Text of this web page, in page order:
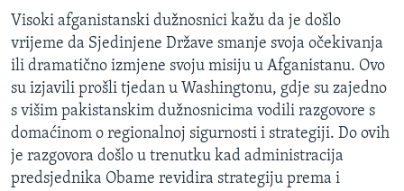
Idi
na
pretragu
SJEDINJENE AMERIČKE DRŽAVE
BOSNA I HERCEGOVINA
SVIJET
NAUKA I TEHNOLOGIJA
SPECIJALNI PROJEKTI
KORUPCIJA
SLOBODA MEDIJA
ŽENSKA STRANA
IZBJEGLIČKA STRANA
Visoki afganistanski dužnosnici kažu da je došlo
vrijeme da Sjedinjene Države smanje svoja očekivanja
ili dramatično izmjene svoju misiju u Afganistanu. Ovo
su izjavili prošli tjedan u Washingtonu, gdje su zajedno
s višim pakistanskim dužnosnicima vodili razgovore s
domaćinom o regionalnoj sigurnosti i strategiji. Do ovih
je razgovora došlo u trenutku kad administracija
predsjednika Obame revidira strategiju prema i